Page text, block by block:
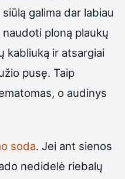
galima dar labiau
ploną plaukų
kabliuką ir atsargiai
pusę. Taip
o audinys
soda. Jei ant sienos
nedidelė riebalų